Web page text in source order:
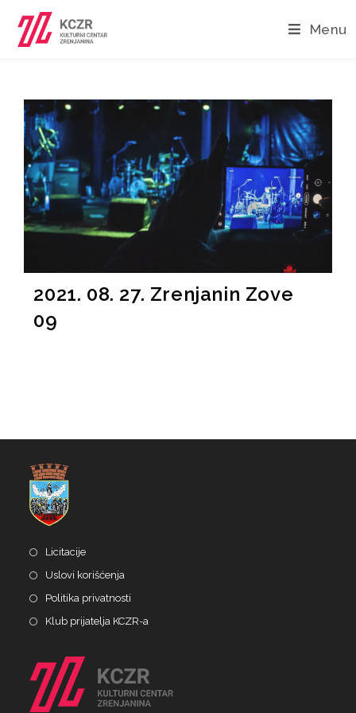
Menu
2021. 08. 27. Zrenjanin Zove
09
Licitacije
Uslovi korišćenja
Politika privatnosti
Klub prijatelja KCZR-a